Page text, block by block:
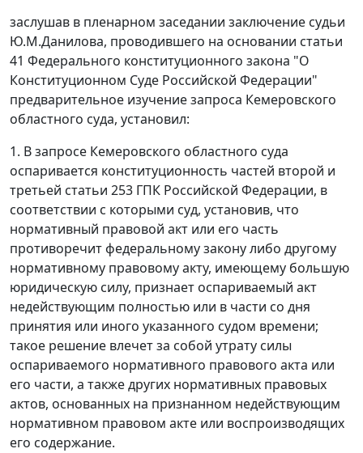
заслушав в пленарном заседании заключение судьи
Ю.М.Данилова, проводившего на основании статьи
41 Федерального конституционного закона "О
Конституционном Суде Российской Федерации"
предварительное изучение запроса Кемеровского
областного суда, установил:
1. В запросе Кемеровского областного суда
оспаривается конституционность частей второй и
третьей статьи 253 ГПК Российской Федерации, в
соответствии с которыми суд, установив, что
нормативный правовой акт или его часть
противоречит федеральному закону либо другому
нормативному правовому акту, имеющему большую
юридическую силу, признает оспариваемый акт
недействующим полностью или в части со дня
принятия или иного указанного судом времени;
такое решение влечет за собой утрату силы
оспариваемого нормативного правового акта или
его части, а также других нормативных правовых
актов, основанных на признанном недействующим
нормативном правовом акте или воспроизводящих
его содержание.